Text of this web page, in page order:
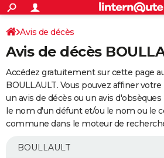
ACTUALITÉS
Politique
Société
Faits Divers
Education
Monde
Villes
+
SPORT
Coupe du monde 2026
Football
Tennis
Cyclisme
Rugby
Forum
Programme TV
TNT
Streaming
Cinéma
Sorties cinéma
Musique
+
FINANCE
Impôts
Immobilier
Risques naturels par ville
Banque
Assurance
Crédit
AUTO
Essais
Réserver un essai
Citadines
Berlines
SUV
Forum auto
+
Mobiles
Meilleur smartphone
Internet
Ordinateurs
Jeux vidéo
Guide high-tech
Avis de décès
Avis de décès
Accédez gratuitement sur cette page
BOULLAULT. Vous pouvez affiner
un avis de décès ou un avis
le nom d'un défunt et/ou le nom ou le
commune dans le moteur de